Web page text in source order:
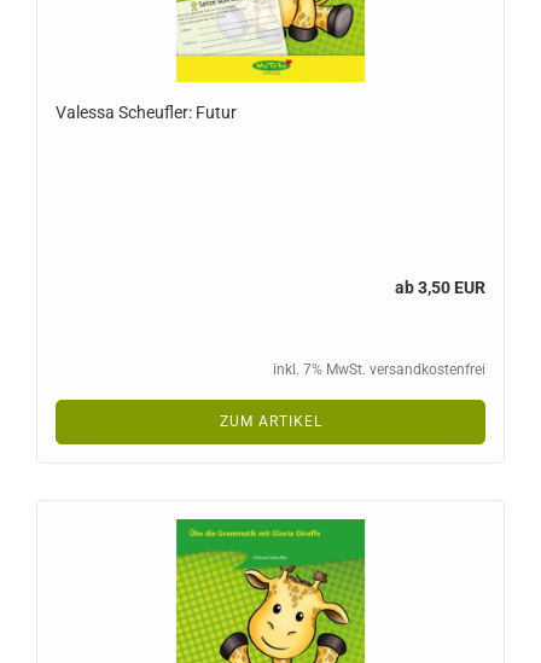
Valessa Scheufler: Futur
ab 3,50 EUR
inkl. 7% MwSt. versandkostenfrei
ZUM ARTIKEL